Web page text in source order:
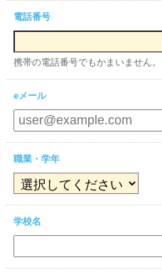
電話番号
携帯の電話番号でもかまいません。
eメール
職業・学年
学校名